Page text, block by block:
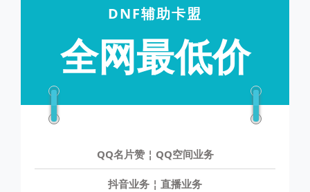
DNF辅助卡盟
全网最低价
QQ名片赞 ¦ QQ空间业务
抖音业务 ¦ 直播业务